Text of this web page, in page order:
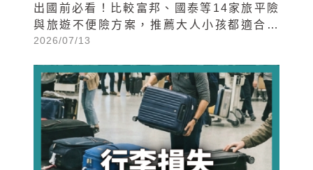
出國前必看！比較富邦、國泰等14家旅平險
與旅遊不便險方案，推薦大人小孩都適合的
2026年線上投保選擇與保費試算。
2026/07/13